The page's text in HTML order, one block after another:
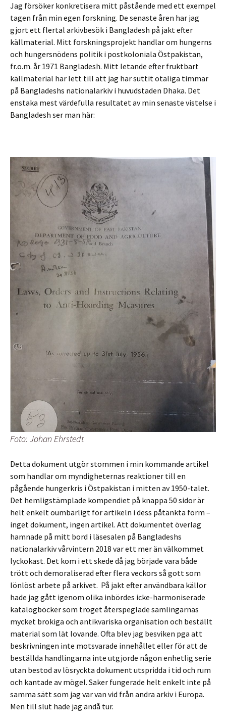
Jag försöker konkretisera mitt påstående med ett exempel
tagen från min egen forskning. De senaste åren har jag
gjort ett flertal arkivbesök i Bangladesh på jakt efter
källmaterial. Mitt forskningsprojekt handlar om hungerns
och hungersnödens politik i postkoloniala Östpakistan,
fr.o.m. år 1971 Bangladesh. Mitt letande efter fruktbart
källmaterial har lett till att jag har suttit otaliga timmar
på Bangladeshs nationalarkiv i huvudstaden Dhaka. Det
enstaka mest värdefulla resultatet av min senaste vistelse i
Bangladesh ser man här:
Foto: Johan Ehrstedt
Detta dokument utgör stommen i min kommande artikel
som handlar om myndigheternas reaktioner till en
pågående hungerkris i Östpakistan i mitten av 1950-talet.
Det hemligstämplade kompendiet på knappa 50 sidor är
helt enkelt oumbärligt för artikeln i dess påtänkta form –
inget dokument, ingen artikel. Att dokumentet överlag
hamnade på mitt bord i läsesalen på Bangladeshs
nationalarkiv vårvintern 2018 var ett mer än välkommet
lyckokast. Det kom i ett skede då jag började vara både
trött och demoraliserad efter flera veckors så gott som
lönlöst arbete på arkivet. På jakt efter användbara källor
hade jag gått igenom olika inbördes icke-harmoniserade
katalogböcker som troget återspeglade samlingarnas
mycket brokiga och antikvariska organisation och beställt
material som lät lovande. Ofta blev jag besviken pga att
beskrivningen inte motsvarade innehållet eller för att de
beställda handlingarna inte utgjorde någon enhetlig serie
utan bestod av lösryckta dokument utspridda i tid och rum
och kantade av mögel. Saker fungerade helt enkelt inte på
samma sätt som jag var van vid från andra arkiv i Europa.
Men till slut hade jag ändå tur.